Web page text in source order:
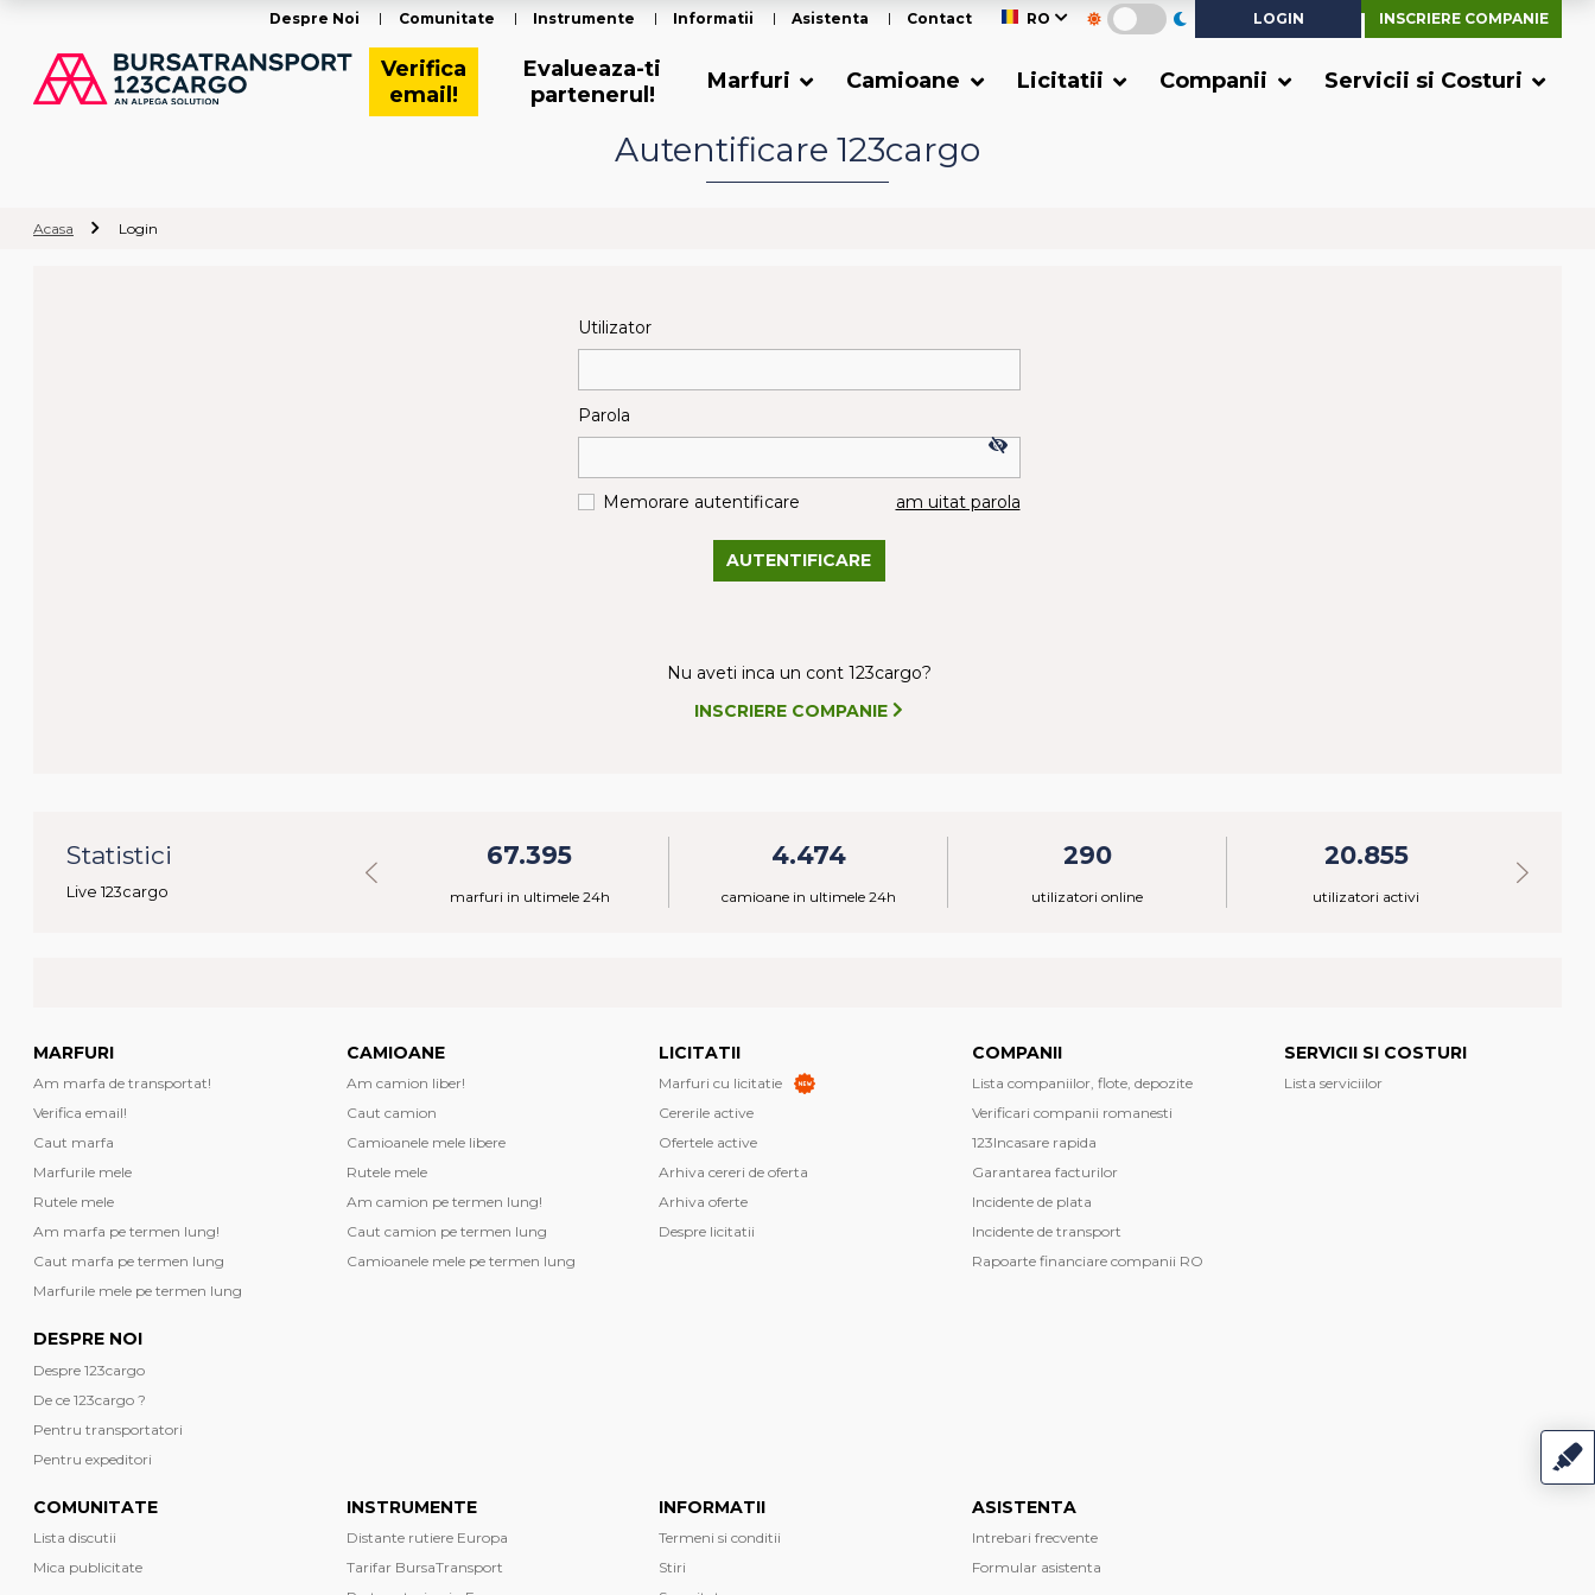
LOGIN
INSCRIERE COMPANIE
RO
Despre Noi Comunitate Instrumente Informatii Asistenta Contact
Verifica
email!
Evalueaza-ti
partenerul!
Marfuri Camioane Licitatii Companii Servicii si Costuri
Autentificare 123cargo
Acasa Login
Utilizator
Parola
Memorare autentificare am uitat parola
AUTENTIFICARE
Nu aveti inca un cont 123cargo?
INSCRIERE COMPANIE
Statistici
Live 123cargo
67.395
marfuri in ultimele 24h
4.474
camioane in ultimele 24h
290
utilizatori online
20.855
utilizatori activi
MARFURI
Am marfa de transportat!
Verifica email!
Caut marfa
Marfurile mele
Rutele mele
Am marfa pe termen lung!
Caut marfa pe termen lung
Marfurile mele pe termen lung
CAMIOANE
Am camion liber!
Caut camion
Camioanele mele libere
Rutele mele
Am camion pe termen lung!
Caut camion pe termen lung
Camioanele mele pe termen lung
LICITATII
Marfuri cu licitatie
Cererile active
Ofertele active
Arhiva cereri de oferta
Arhiva oferte
Despre licitatii
COMPANII
Lista companiilor, flote, depozite
Verificari companii romanesti
123Incasare rapida
Garantarea facturilor
Incidente de plata
Incidente de transport
Rapoarte financiare companii RO
SERVICII SI COSTURI
Lista serviciilor
DESPRE NOI
Despre 123cargo
De ce 123cargo ?
Pentru transportatori
Pentru expeditori
COMUNITATE
Lista discutii
Mica publicitate
INSTRUMENTE
Distante rutiere Europa
Tarifar BursaTransport
INFORMATII
Termeni si conditii
Stiri
ASISTENTA
Intrebari frecvente
Formular asistenta